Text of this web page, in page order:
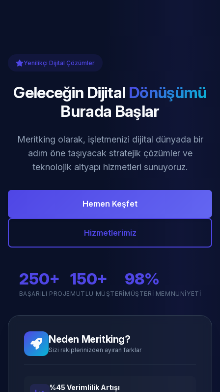
Yenilikçi Dijital Çözümler
Geleceğin Dijital Dönüşümü
Burada Başlar
Meritking olarak, işletmenizi dijital dünyada bir
adım öne taşıyacak stratejik çözümler ve
teknolojik altyapı hizmetleri sunuyoruz.
Hemen Keşfet
Hizmetlerimiz
250+
BAŞARILI PROJE
150+
MUTLU MÜŞTERI
98%
MÜŞTERI MEMNUNIYETI
Neden Meritking?
Sizi rakiplerinizden ayıran farklar
%45 Verimlilik Artışı